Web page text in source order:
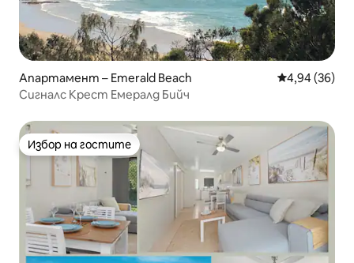
Апартамент – Emerald Beach Средна
4,94 (36)
Сигналс Крест Емералд Бийч
Избор на гостите
Избор на гостите